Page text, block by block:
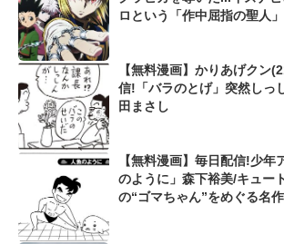
ロという「作中屈指の聖人
【無料漫画】かりあげクン
信!「バラのとげ」突然しっ
田まさし
【無料漫画】毎日配信!少年
のように」森下裕美/キュー
の“ゴマちゃん”をめぐる名